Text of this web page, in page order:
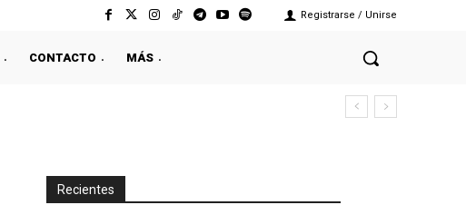
Registrarse / Unirse
CONTACTO MÁS
Recientes